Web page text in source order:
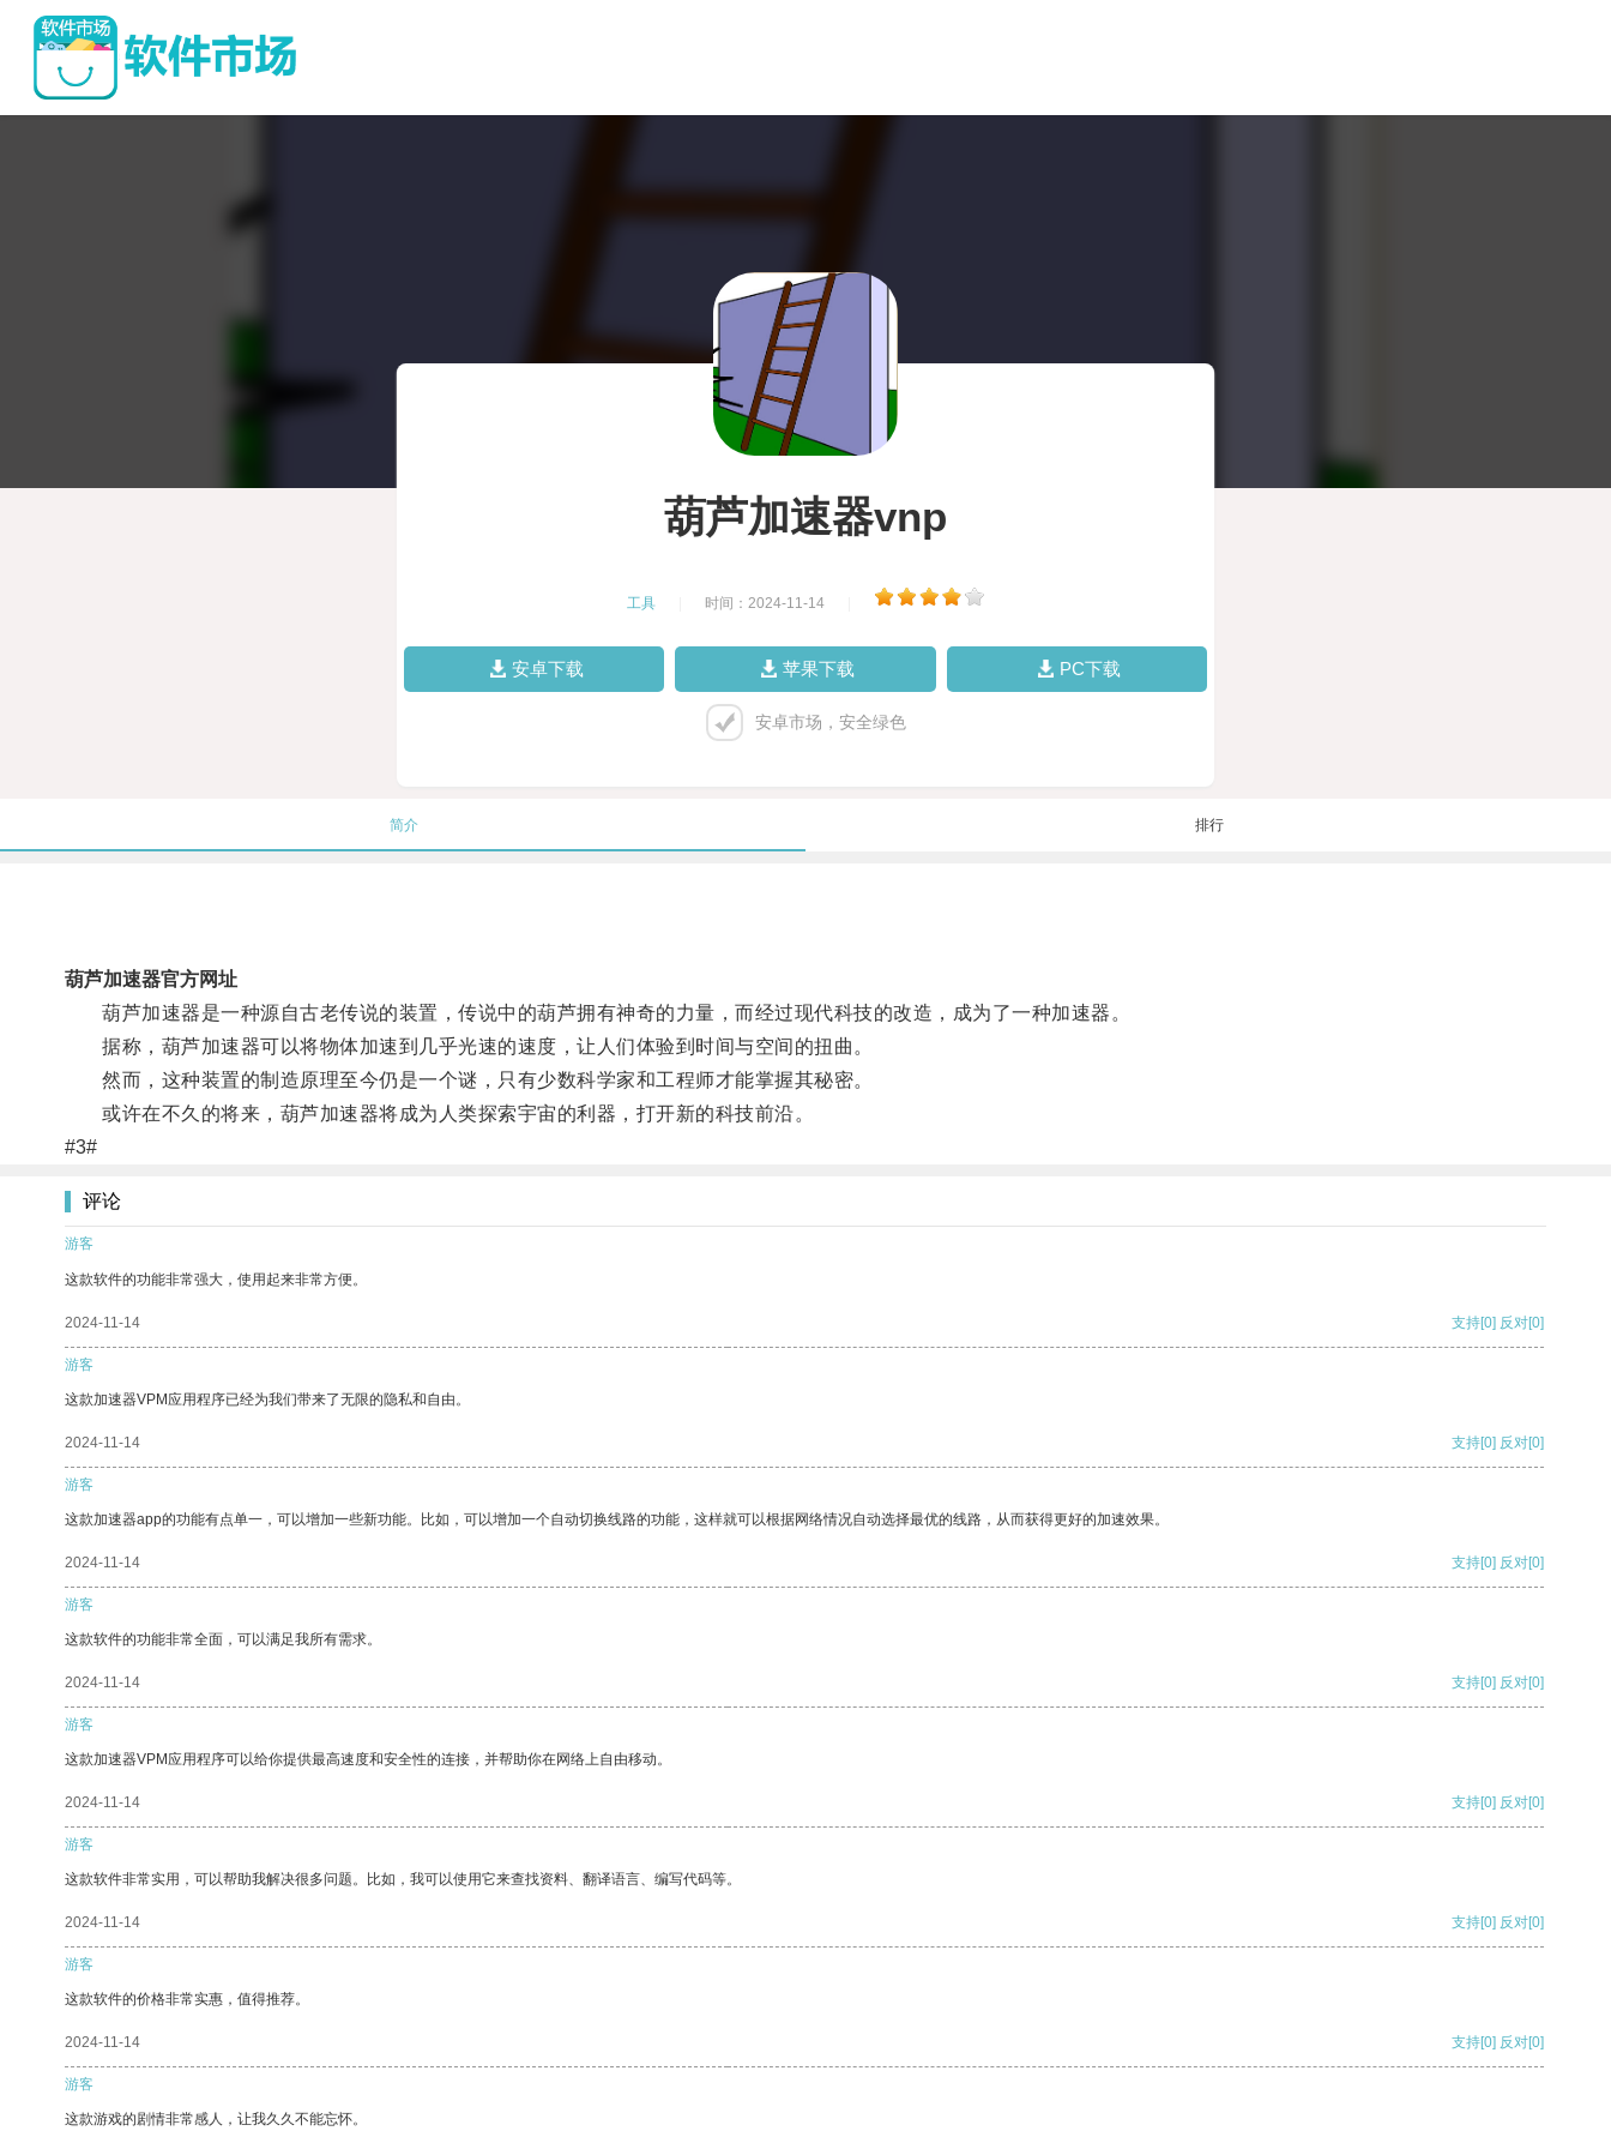
葫芦加速器vnp
工具 时间：2024-11-14
安卓下载 苹果下载 PC下载
安卓市场，安全绿色
简介 排行
葫芦加速器官方网址
葫芦加速器是一种源自古老传说的装置，传说中的葫芦拥有神奇的力量，而经过现代科技的改造，成为了一种加速器。
据称，葫芦加速器可以将物体加速到几乎光速的速度，让人们体验到时间与空间的扭曲。
然而，这种装置的制造原理至今仍是一个谜，只有少数科学家和工程师才能掌握其秘密。
或许在不久的将来，葫芦加速器将成为人类探索宇宙的利器，打开新的科技前沿。
#3#
评论
游客
这款软件的功能非常强大，使用起来非常方便。
2024-11-14 支持[0] 反对[0]
游客
这款加速器VPM应用程序已经为我们带来了无限的隐私和自由。
2024-11-14 支持[0] 反对[0]
游客
这款加速器app的功能有点单一，可以增加一些新功能。比如，可以增加一个自动切换线路的功能，这样就可以根据网络情况自动选择最优的线路，从而获得更好的加速效果。
2024-11-14 支持[0] 反对[0]
游客
这款软件的功能非常全面，可以满足我所有需求。
2024-11-14 支持[0] 反对[0]
游客
这款加速器VPM应用程序可以给你提供最高速度和安全性的连接，并帮助你在网络上自由移动。
2024-11-14 支持[0] 反对[0]
游客
这款软件非常实用，可以帮助我解决很多问题。比如，我可以使用它来查找资料、翻译语言、编写代码等。
2024-11-14 支持[0] 反对[0]
游客
这款软件的价格非常实惠，值得推荐。
2024-11-14 支持[0] 反对[0]
游客
这款游戏的剧情非常感人，让我久久不能忘怀。